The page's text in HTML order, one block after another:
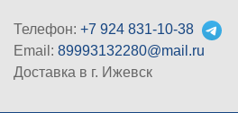
Телефон: +7 924 831-10-38
Email: 89993132280@mail.ru
Доставка в г. Ижевск